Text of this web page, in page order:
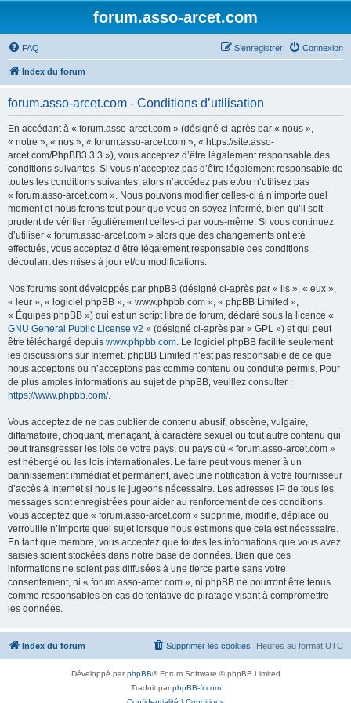
forum.asso-arcet.com
FAQ Connexion
S’enregistrer
Index du forum
forum.asso-arcet.com - Conditions d’utilisation
En accédant à « forum.asso-arcet.com » (désigné ci-après par « nous »,
« notre », « nos », « forum.asso-arcet.com », « https://site.asso-
arcet.com/PhpBB3.3.3 »), vous acceptez d’être légalement responsable des
conditions suivantes. Si vous n’acceptez pas d’être légalement responsable de
toutes les conditions suivantes, alors n’accédez pas et/ou n’utilisez pas
« forum.asso-arcet.com ». Nous pouvons modifier celles-ci à n’importe quel
moment et nous ferons tout pour que vous en soyez informé, bien qu’il soit
prudent de vérifier régulièrement celles-ci par vous-même. Si vous continuez
d’utiliser « forum.asso-arcet.com » alors que des changements ont été
effectués, vous acceptez d’être légalement responsable des conditions
découlant des mises à jour et/ou modifications.
Nos forums sont développés par phpBB (désigné ci-après par « ils », « eux »,
« leur », « logiciel phpBB », « www.phpbb.com », « phpBB Limited »,
« Équipes phpBB ») qui est un script libre de forum, déclaré sous la licence «
GNU General Public License v2 » (désigné ci-après par « GPL ») et qui peut
être téléchargé depuis www.phpbb.com. Le logiciel phpBB facilite seulement
les discussions sur Internet. phpBB Limited n’est pas responsable de ce que
nous acceptons ou n’acceptons pas comme contenu ou conduite permis. Pour
de plus amples informations au sujet de phpBB, veuillez consulter :
https://www.phpbb.com/.
Vous acceptez de ne pas publier de contenu abusif, obscène, vulgaire,
diffamatoire, choquant, menaçant, à caractère sexuel ou tout autre contenu qui
peut transgresser les lois de votre pays, du pays où « forum.asso-arcet.com »
est hébergé ou les lois internationales. Le faire peut vous mener à un
bannissement immédiat et permanent, avec une notification à votre fournisseur
d’accès à Internet si nous le jugeons nécessaire. Les adresses IP de tous les
messages sont enregistrées pour aider au renforcement de ces conditions.
Vous acceptez que « forum.asso-arcet.com » supprime, modifie, déplace ou
verrouille n’importe quel sujet lorsque nous estimons que cela est nécessaire.
En tant que membre, vous acceptez que toutes les informations que vous avez
saisies soient stockées dans notre base de données. Bien que ces
informations ne soient pas diffusées à une tierce partie sans votre
consentement, ni « forum.asso-arcet.com », ni phpBB ne pourront être tenus
comme responsables en cas de tentative de piratage visant à compromettre
les données.
Index du forum Heures au format UTC
Supprimer les cookies
Développé parphpBB® Forum Software © phpBB Limited
Traduit parphpBB-fr.com